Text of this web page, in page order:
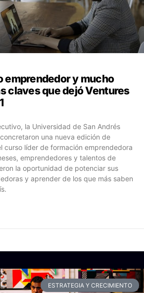
emprendedor y mucho
claves que dejó Ventures
la Universidad de San Andrés
una nueva edición de
curso líder de formación emprendedora
emprendedores y talentos de
la oportunidad de potenciar sus
y aprender de los que más saben
ESTRATEGIA Y CRECIMIENTO